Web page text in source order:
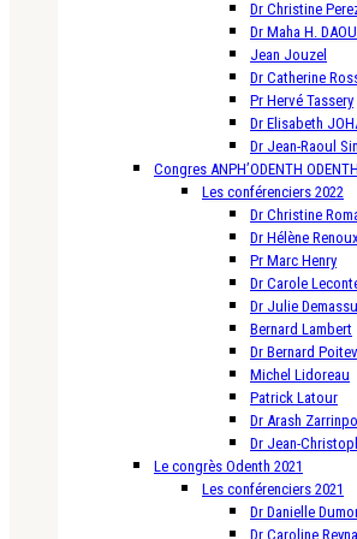
Dr Christine
Dr Maha H. DAOU
Jean Jouzel
Dr Catherine
Pr Hervé Tassery
Dr Elisabeth
Dr Jean-Raoul
Congres ANPH’ODENTH
Les conférenciers 2022
Dr Christine
Dr Hélène Renoux
Pr Marc Henry
Dr Carole
Dr Julie
Bernard Lambert
Dr Bernard
Michel Lidoreau
Patrick Latour
Dr Arash
Dr Jean-
Le congrès Odenth 2021
Les conférenciers 2021
Dr Danielle
Dr Caroline